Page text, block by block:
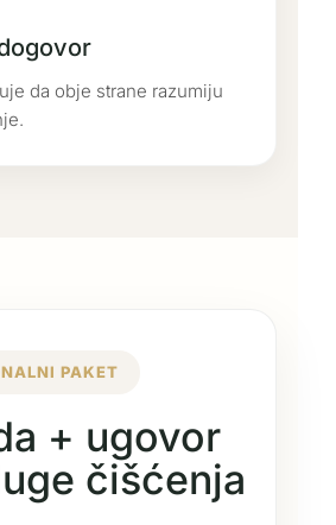
da obje strane razumiju
PAKET
+ ugovor
čišćenja